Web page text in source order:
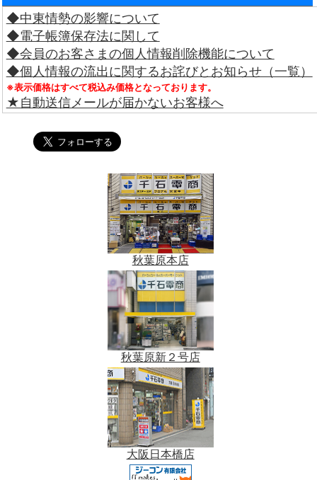
◆中東情勢の影響について
◆電子帳簿保存法に関して
◆会員のお客さまの個人情報削除機能について
◆個人情報の流出に関するお詫びとお知らせ（一覧）
※表示価格はすべて税込み価格となっております。
★自動送信メールが届かないお客様へ
秋葉原本店
秋葉原新２号店
大阪日本橋店